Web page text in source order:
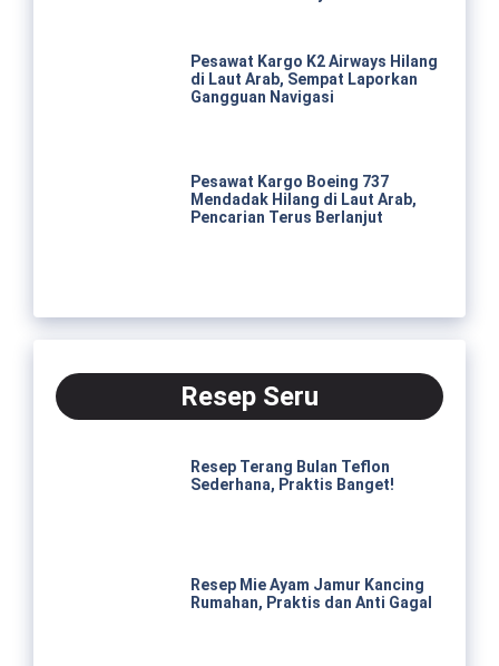
Pesawat Kargo K2 Airways Hilang
di Laut Arab, Sempat Laporkan
Gangguan Navigasi
Pesawat Kargo Boeing 737
Mendadak Hilang di Laut Arab,
Pencarian Terus Berlanjut
Resep Seru
Resep Terang Bulan Teflon
Sederhana, Praktis Banget!
Resep Mie Ayam Jamur Kancing
Rumahan, Praktis dan Anti Gagal